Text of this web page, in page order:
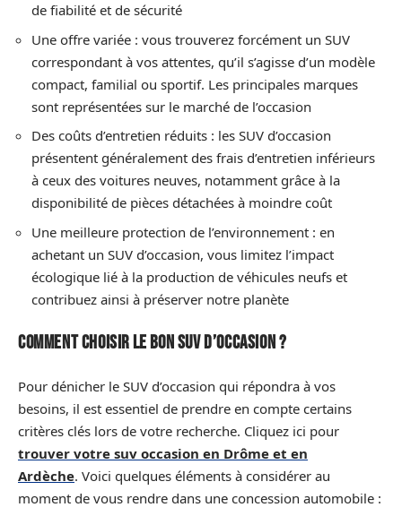
de fiabilité et de sécurité
Une offre variée : vous trouverez forcément un SUV
correspondant à vos attentes, qu’il s’agisse d’un modèle
compact, familial ou sportif. Les principales marques
sont représentées sur le marché de l’occasion
Des coûts d’entretien réduits : les SUV d’occasion
présentent généralement des frais d’entretien inférieurs
à ceux des voitures neuves, notamment grâce à la
disponibilité de pièces détachées à moindre coût
Une meilleure protection de l’environnement : en
achetant un SUV d’occasion, vous limitez l’impact
écologique lié à la production de véhicules neufs et
contribuez ainsi à préserver notre planète
Comment choisir le bon SUV d’occasion ?
Pour dénicher le SUV d’occasion qui répondra à vos
besoins, il est essentiel de prendre en compte certains
critères clés lors de votre recherche. Cliquez ici pour
trouver votre suv occasion en Drôme et en
Ardèche. Voici quelques éléments à considérer au
moment de vous rendre dans une concession automobile :